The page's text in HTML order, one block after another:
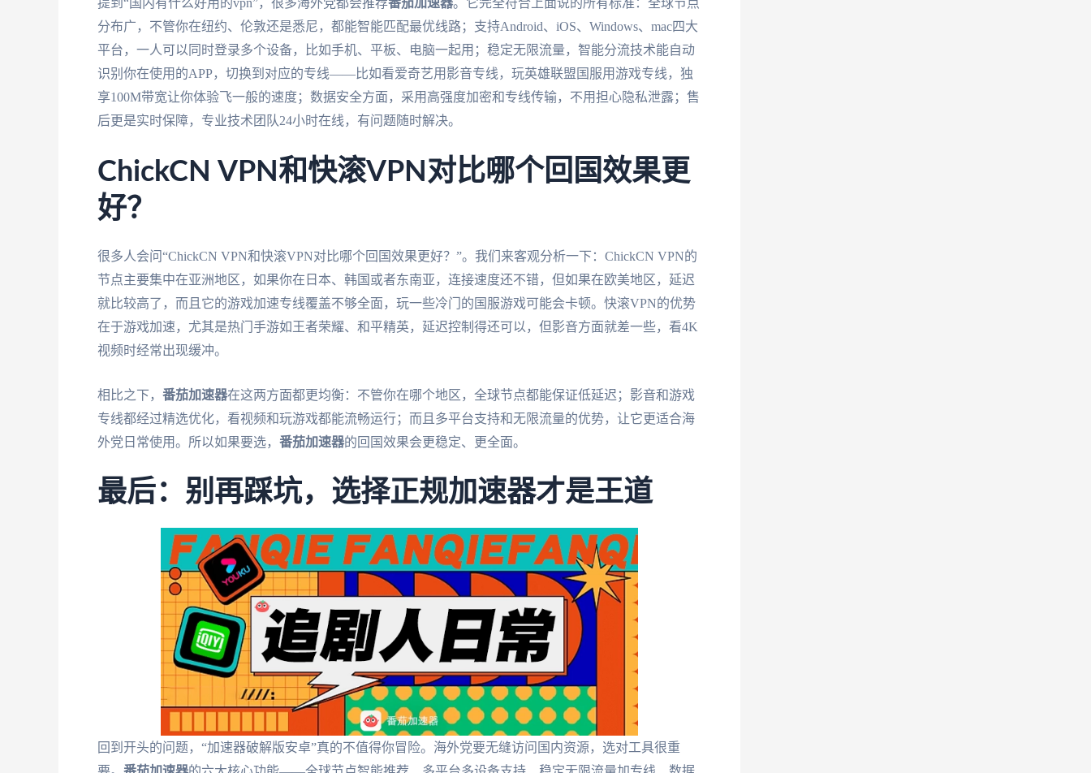
提到“国内有什么好用的vpn”，很多海外党都会推荐番茄加速器。它完全符合上面说的所有标准：全球节点
分布广，不管你在纽约、伦敦还是悉尼，都能智能匹配最优线路；支持Android、iOS、Windows、mac四大
平台，一人可以同时登录多个设备，比如手机、平板、电脑一起用；稳定无限流量，智能分流技术能自动
识别你在使用的APP，切换到对应的专线——比如看爱奇艺用影音专线，玩英雄联盟国服用游戏专线，独
享100M带宽让你体验飞一般的速度；数据安全方面，采用高强度加密和专线传输，不用担心隐私泄露；售
后更是实时保障，专业技术团队24小时在线，有问题随时解决。
ChickCN VPN和快滚VPN对比哪个回国效果更
好？
很多人会问“ChickCN VPN和快滚VPN对比哪个回国效果更好？”。我们来客观分析一下：ChickCN VPN的
节点主要集中在亚洲地区，如果你在日本、韩国或者东南亚，连接速度还不错，但如果在欧美地区，延迟
就比较高了，而且它的游戏加速专线覆盖不够全面，玩一些冷门的国服游戏可能会卡顿。快滚VPN的优势
在于游戏加速，尤其是热门手游如王者荣耀、和平精英，延迟控制得还可以，但影音方面就差一些，看4K
视频时经常出现缓冲。
相比之下， 番茄加速器在这两方面都更均衡：不管你在哪个地区，全球节点都能保证低延迟；影音和游戏
专线都经过精选优化，看视频和玩游戏都能流畅运行；而且多平台支持和无限流量的优势，让它更适合海
外党日常使用。所以如果要选， 番茄加速器的回国效果会更稳定、更全面。
最后：别再踩坑，选择正规加速器才是王道
回到开头的问题，“加速器破解版安卓”真的不值得你冒险。海外党要无缝访问国内资源，选对工具很重